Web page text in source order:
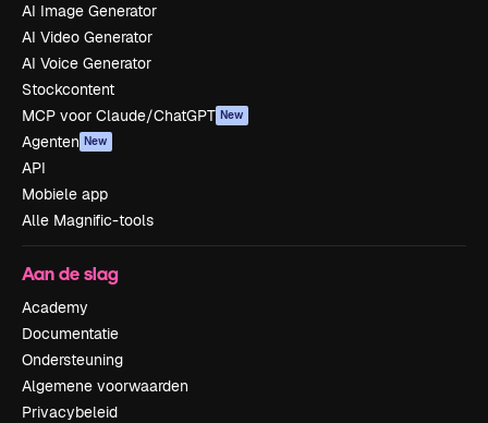
AI Image Generator
AI Video Generator
AI Voice Generator
Stockcontent
MCP voor Claude/ChatGPT New
Agenten New
API
Mobiele app
Alle Magnific-tools
Aan de slag
Academy
Documentatie
Ondersteuning
Algemene voorwaarden
Privacybeleid